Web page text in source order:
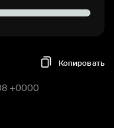
Копировать
+0000